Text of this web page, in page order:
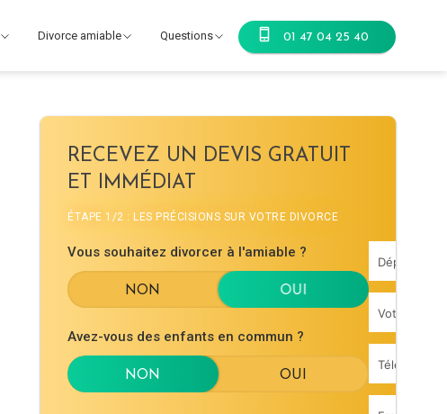
Divorce amiable Questions 01 47 04 25 40
RECEVEZ UN DEVIS GRATUIT
ET IMMÉDIAT
ÉTAPE 1/2 : LES PRÉCISIONS SUR VOTRE DIVORCE
Vous souhaitez divorcer à l'amiable ?
Avez-vous des enfants en commun ?